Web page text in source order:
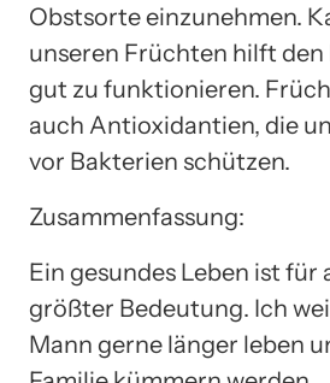
Obstsorte einzunehmen.
unseren Früchten hilft den
gut zu funktionieren.
auch Antioxidantien, die
vor Bakterien schützen.
Zusammenfassung:
Ein gesundes Leben ist für
größter Bedeutung. Ich
Mann gerne länger leben